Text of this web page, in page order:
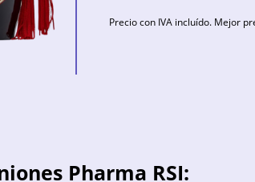
Precio con IVA incluído. Mejor
Pharma RSI: